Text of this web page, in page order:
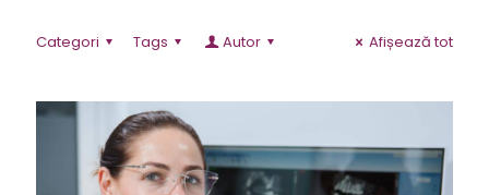
Categori Tags Autor Afișează tot